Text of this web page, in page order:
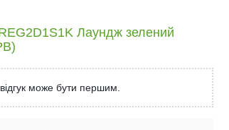
Лаундж зелений
може бути першим.